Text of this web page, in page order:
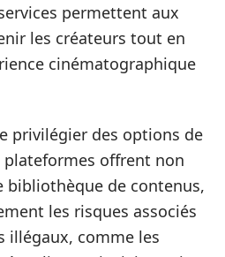
permettent aux
les créateurs tout en
cinématographique
privilégier des options de
plateformes offrent non
bibliothèque de contenus,
les risques associés
illégaux, comme les